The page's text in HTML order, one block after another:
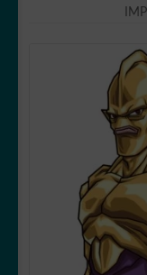
🐣 Décoration
Générateur de
Fait au Japon 🇯🇵
Votre espace